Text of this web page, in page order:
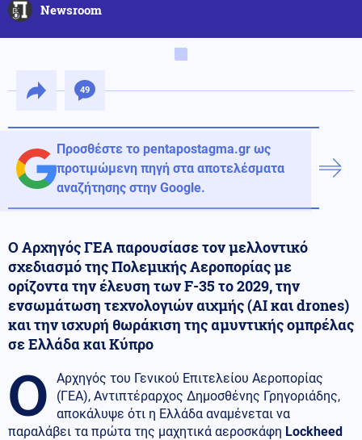
Newsroom
49
Προσθέστε το pentapostagma.gr ως
προτιμώμενη πηγή στα αποτελέσματα
αναζήτησης στην Google.
Ο Αρχηγός ΓΕΑ παρουσίασε τον μελλοντικό
σχεδιασμό της Πολεμικής Αεροπορίας με
ορίζοντα την έλευση των F-35 το 2029, την
ενσωμάτωση τεχνολογιών αιχμής (AI και drones)
και την ισχυρή θωράκιση της αμυντικής ομπρέλας
σε Ελλάδα και Κύπρο
Ο
Αρχηγός του Γενικού Επιτελείου Αεροπορίας
(ΓΕΑ), Αντιπτέραρχος Δημοσθένης Γρηγοριάδης,
αποκάλυψε ότι η Ελλάδα αναμένεται να
παραλάβει τα πρώτα της μαχητικά αεροσκάφη Lockheed